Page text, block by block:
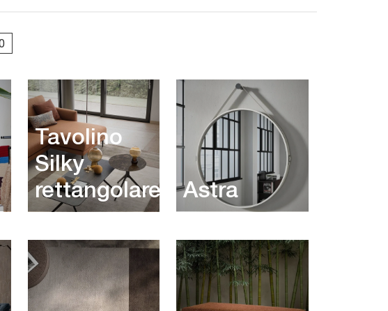
Tavolino
Silky
rettangolare
Astra